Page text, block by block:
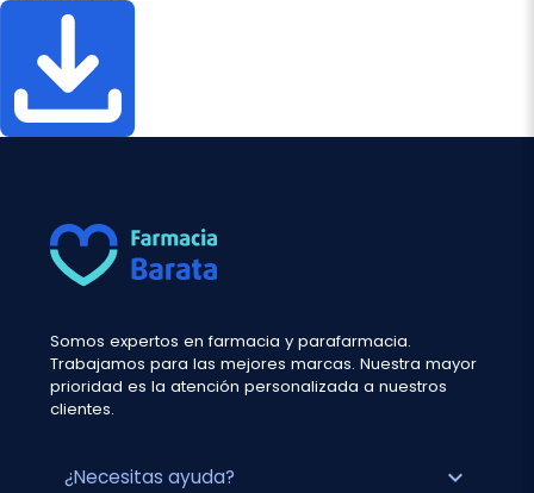
Somos expertos en farmacia y parafarmacia.
Trabajamos para las mejores marcas. Nuestra mayor
prioridad es la atención personalizada a nuestros
clientes.
¿Necesitas ayuda? expand_more